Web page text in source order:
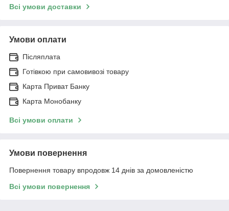
Всі умови доставки
Умови оплати
Післяплата
Готівкою при самовивозі товару
Карта Приват Банку
Карта Монобанку
Всі умови оплати
Умови повернення
Повернення товару впродовж 14 днів за домовленістю
Всі умови повернення